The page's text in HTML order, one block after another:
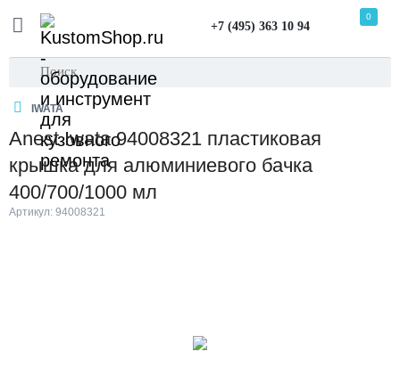
+7 (495) 363 10 94
0
IWATA
Anest Iwata 94008321 пластиковая
крышка для алюминиевого бачка
400/700/1000 мл
Артикул: 94008321